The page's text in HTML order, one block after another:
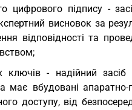
цифрового підпису -
висновок за
відповідності та
ключів - надійний
має вбудовані
доступу, від